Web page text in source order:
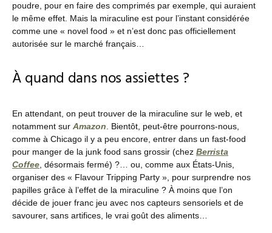
poudre, pour en faire des comprimés par exemple, qui auraient
le même effet. Mais la miraculine est pour l’instant considérée
comme une « novel food » et n’est donc pas officiellement
autorisée sur le marché français…
À quand dans nos assiettes ?
En attendant, on peut trouver de la miraculine sur le web, et
notamment sur Amazon. Bientôt, peut-être pourrons-nous,
comme à Chicago il y a peu encore, entrer dans un fast-food
pour manger de la junk food sans grossir (chez Berrista
Coffee, désormais fermé) ?… ou, comme aux États-Unis,
organiser des « Flavour Tripping Party », pour surprendre nos
papilles grâce à l’effet de la miraculine ? À moins que l’on
décide de jouer franc jeu avec nos capteurs sensoriels et de
savourer, sans artifices, le vrai goût des aliments…